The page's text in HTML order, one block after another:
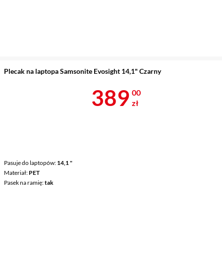
Plecak na laptopa Samsonite Evosight 14,1" Czarny
Pasuje do laptopów 14,1 "
Materiał PET
Pasek na ramię tak
Cena 389 zł
389 00
zł